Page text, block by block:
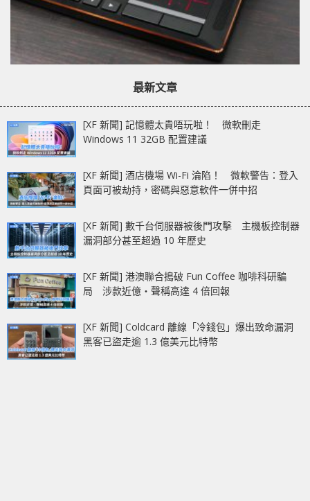
最新文章
[XF 新聞] 記憶體太貴唔玩啦！ 微軟刪走
Windows 11 32GB 配置建議
[XF 新聞] 酒店機場 Wi-Fi 淪陷！ 微軟警告：登入
頁面可被劫持，密碼與惡意軟件一併中招
[XF 新聞] 數千台伺服器被後門攻擊 主機板控制器
漏洞部分甚至超過 10 年歷史
[XF 新聞] 港澳聯合搗破 Fun Coffee 咖啡科研騙
局 涉款近億‧聲稱高達 4 倍回報
[XF 新聞] Coldcard 離線「冷錢包」爆出致命漏洞
黑客已盜走逾 1.3 億美元比特幣